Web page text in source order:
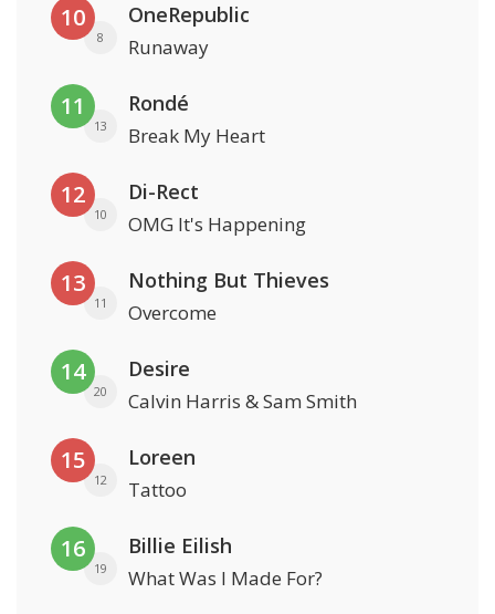
10
8
OneRepublic
Runaway
11
13
Rondé
Break My Heart
12
10
Di-Rect
OMG It's Happening
13
11
Nothing But Thieves
Overcome
14
20
Desire
Calvin Harris & Sam Smith
15
12
Loreen
Tattoo
16
19
Billie Eilish
What Was I Made For?